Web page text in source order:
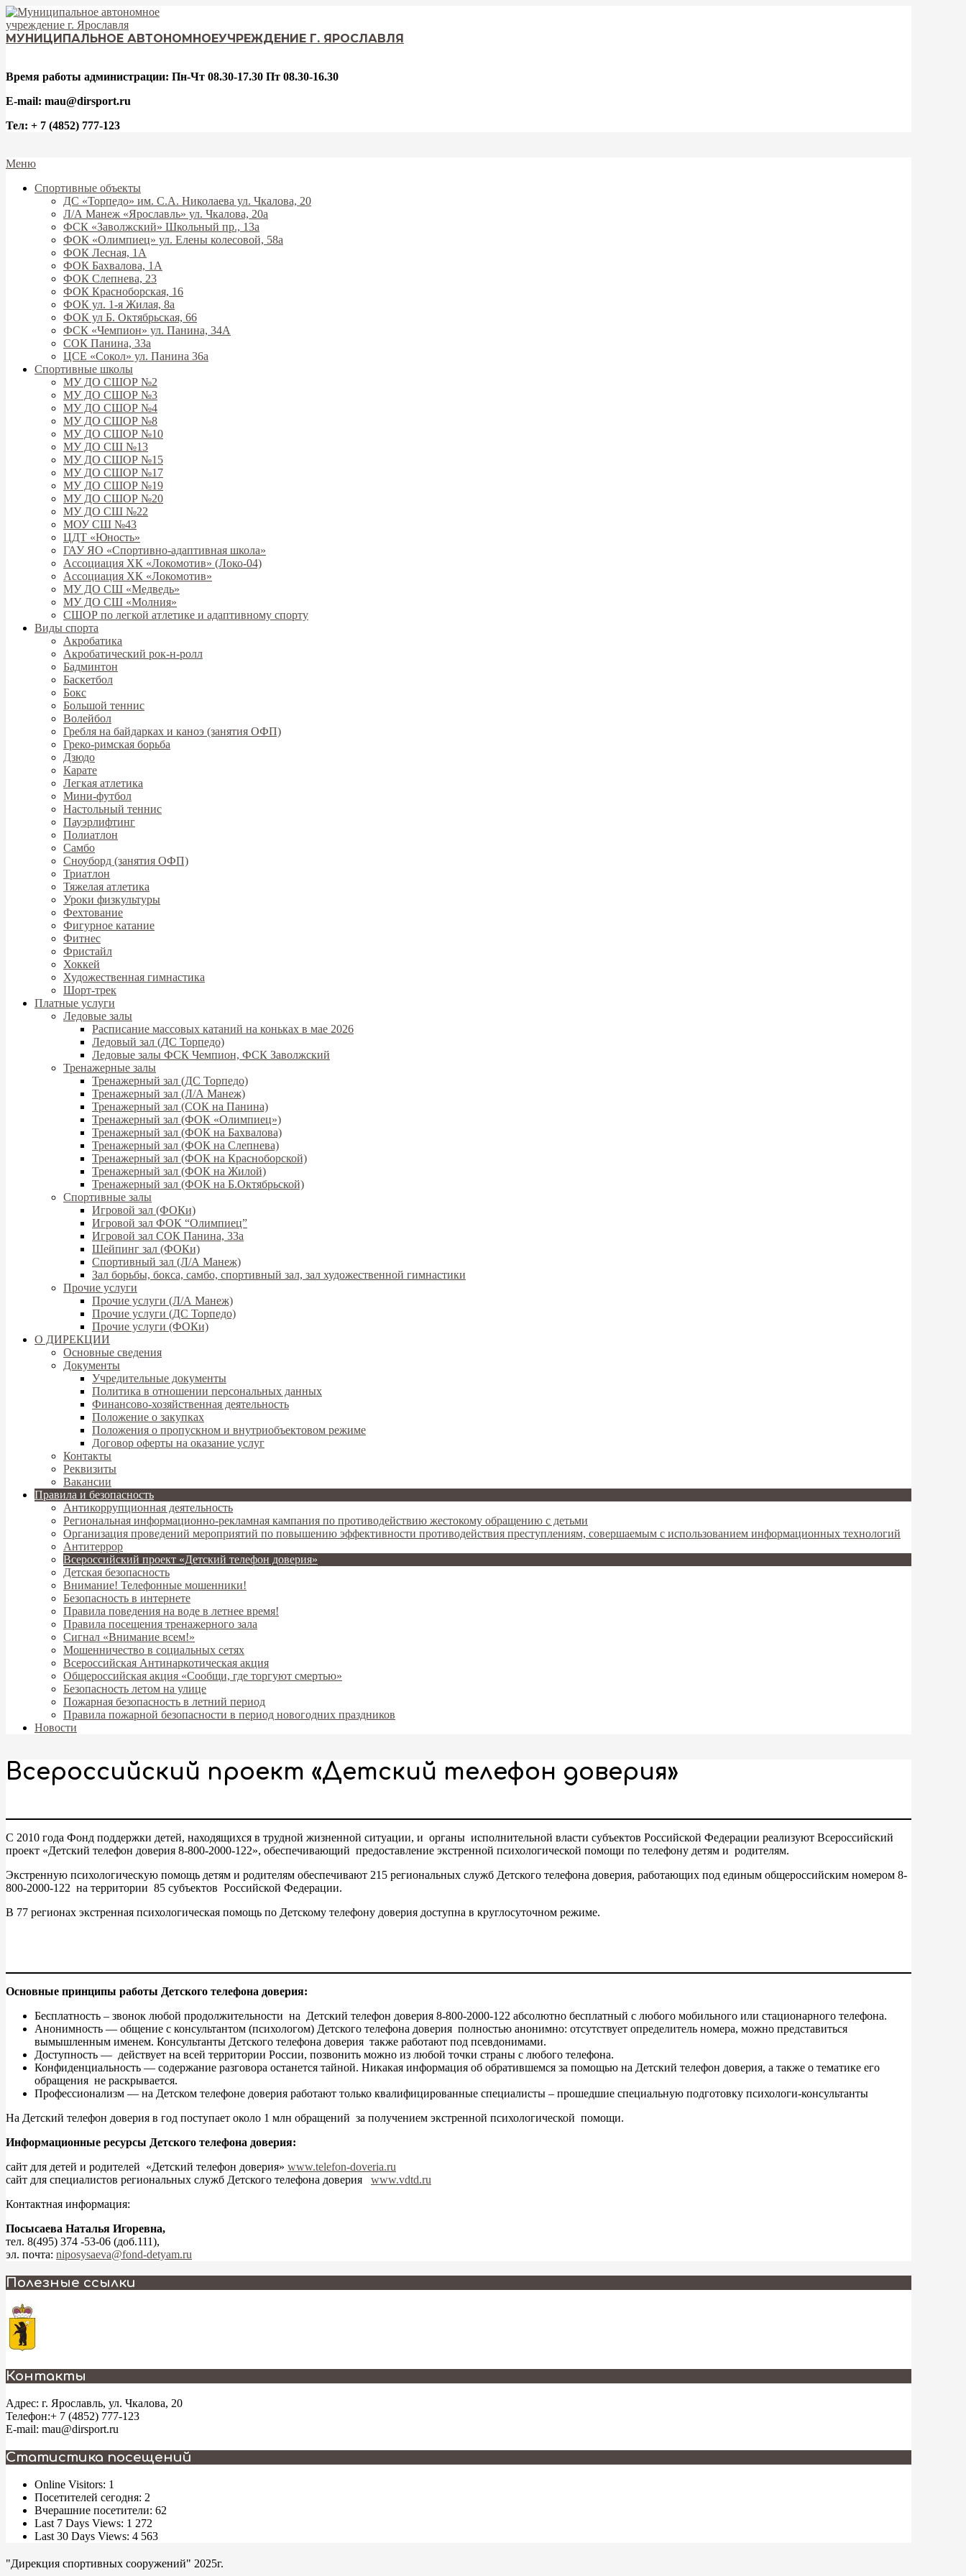
Перейти
к
содержимому
МУНИЦИПАЛЬНОЕ АВТОНОМНОЕУЧРЕЖДЕНИЕ Г. ЯРОСЛАВЛЯ
Время работы администрации: Пн-Чт 08.30-17.30 Пт 08.30-16.30
E-mail: mau@dirsport.ru
Тел: + 7 (4852) 777-123
Вторичное
навигации
Меню
Спортивные объекты
ДС «Торпедо» им. С.А. Николаева ул. Чкалова, 20
Л/А Манеж «Ярославль» ул. Чкалова, 20а
ФСК «Заволжский» Школьный пр., 13а
ФОК «Олимпиец» ул. Елены колесовой, 58а
ФОК Лесная, 1А
ФОК Бахвалова, 1А
ФОК Слепнева, 23
ФОК Красноборская, 16
ФОК ул. 1-я Жилая, 8а
ФОК ул Б. Октябрьская, 66
ФСК «Чемпион» ул. Панина, 34А
СОК Панина, 33а
ЦСЕ «Сокол» ул. Панина 36а
Спортивные школы
МУ ДО СШОР №2
МУ ДО СШОР №3
МУ ДО СШОР №4
МУ ДО СШОР №8
МУ ДО СШОР №10
МУ ДО СШ №13
МУ ДО СШОР №15
МУ ДО СШОР №17
МУ ДО СШОР №19
МУ ДО СШОР №20
МУ ДО СШ №22
МОУ СШ №43
ЦДТ «Юность»
ГАУ ЯО «Спортивно-адаптивная школа»
Ассоциация ХК «Локомотив» (Локо-04)
Ассоциация ХК «Локомотив»
МУ ДО СШ «Медведь»
МУ ДО СШ «Молния»
СШОР по легкой атлетике и адаптивному спорту
Виды спорта
Акробатика
Акробатический рок-н-ролл
Бадминтон
Баскетбол
Бокс
Большой теннис
Волейбол
Гребля на байдарках и каноэ (занятия ОФП)
Греко-римская борьба
Дзюдо
Карате
Легкая атлетика
Мини-футбол
Настольный теннис
Пауэрлифтинг
Полиатлон
Самбо
Сноуборд (занятия ОФП)
Триатлон
Тяжелая атлетика
Уроки физкультуры
Фехтование
Фигурное катание
Фитнес
Фристайл
Хоккей
Художественная гимнастика
Шорт-трек
Платные услуги
Ледовые залы
Расписание массовых катаний на коньках в мае 2026
Ледовый зал (ДС Торпедо)
Ледовые залы ФСК Чемпион, ФСК Заволжский
Тренажерные залы
Тренажерный зал (ДС Торпедо)
Тренажерный зал (Л/А Манеж)
Тренажерный зал (СОК на Панина)
Тренажерный зал (ФОК «Олимпиец»)
Тренажерный зал (ФОК на Бахвалова)
Тренажерный зал (ФОК на Слепнева)
Тренажерный зал (ФОК на Красноборской)
Тренажерный зал (ФОК на Жилой)
Тренажерный зал (ФОК на Б.Октябрьской)
Спортивные залы
Игровой зал (ФОКи)
Игровой зал ФОК “Олимпиец”
Игровой зал СОК Панина, 33а
Шейпинг зал (ФОКи)
Спортивный зал (Л/А Манеж)
Зал борьбы, бокса, самбо, спортивный зал, зал художественной гимнастики
Прочие услуги
Прочие услуги (Л/А Манеж)
Прочие услуги (ДС Торпедо)
Прочие услуги (ФОКи)
О ДИРЕКЦИИ
Основные сведения
Документы
Учредительные документы
Политика в отношении персональных данных
Финансово-хозяйственная деятельность
Положение о закупках
Положения о пропускном и внутриобъектовом режиме
Договор оферты на оказание услуг
Контакты
Реквизиты
Вакансии
Правила и безопасность
Антикоррупционная деятельность
Региональная информационно-рекламная кампания по противодействию жестокому обращению с детьми
Организация проведений мероприятий по повышению эффективности противодействия преступлениям, совершаемым с использованием информационных технологий
Антитеррор
Всероссийский проект «Детский телефон доверия»
Детская безопасность
Внимание! Телефонные мошенники!
Безопасность в интернете
Правила поведения на воде в летнее время!
Правила посещения тренажерного зала
Сигнал «Внимание всем!»
Мошенничество в социальных сетях
Всероссийская Антинаркотическая акция
Общероссийская акция «Сообщи, где торгуют смертью»
Безопасность летом на улице
Пожарная безопасность в летний период
Правила пожарной безопасности в период новогодних праздников
Новости
Всероссийский проект «Детский телефон доверия»
С 2010 года Фонд поддержки детей, находящихся в трудной жизненной ситуации, и органы исполнительной власти субъектов Российской Федерации реализуют Всероссийский
проект «Детский телефон доверия 8-800-2000-122», обеспечивающий предоставление экстренной психологической помощи по телефону детям и родителям.
Экстренную психологическую помощь детям и родителям обеспечивают 215 региональных служб Детского телефона доверия, работающих под единым общероссийским номером 8-
800-2000-122 на территории 85 субъектов Российской Федерации.
В 77 регионах экстренная психологическая помощь по Детскому телефону доверия доступна в круглосуточном режиме.
Основные принципы работы Детского телефона доверия:
Бесплатность – звонок любой продолжительности на Детский телефон доверия 8-800-2000-122 абсолютно бесплатный с любого мобильного или стационарного телефона.
Анонимность — общение с консультантом (психологом) Детского телефона доверия полностью анонимно: отсутствует определитель номера, можно представиться
вымышленным именем. Консультанты Детского телефона доверия также работают под псевдонимами.
Доступность — действует на всей территории России, позвонить можно из любой точки страны с любого телефона.
Конфиденциальность — содержание разговора останется тайной. Никакая информация об обратившемся за помощью на Детский телефон доверия, а также о тематике его
обращения не раскрывается.
Профессионализм — на Детском телефоне доверия работают только квалифицированные специалисты – прошедшие специальную подготовку психологи-консультанты
На Детский телефон доверия в год поступает около 1 млн обращений за получением экстренной психологической помощи.
Информационные ресурсы Детского телефона доверия:
сайт для детей и родителей «Детский телефон доверия» www.telefon-doveria.ru
сайт для специалистов региональных служб Детского телефона доверия www.vdtd.ru
Контактная информация:
Посысаева Наталья Игоревна,
тел. 8(495) 374 -53-06 (доб.111),
эл. почта: niposysaeva@fond-detyam.ru
2025-
04-
03
Полезные ссылки
Контакты
Адрес: г. Ярославль, ул. Чкалова, 20
Телефон:+ 7 (4852) 777-123
E-mail: mau@dirsport.ru
Статистика посещений
Online Visitors: 1
Посетителей сегодня: 2
Вчерашние посетители: 62
Last 7 Days Views: 1 272
Last 30 Days Views: 4 563
"Дирекция спортивных сооружений" 2025г.